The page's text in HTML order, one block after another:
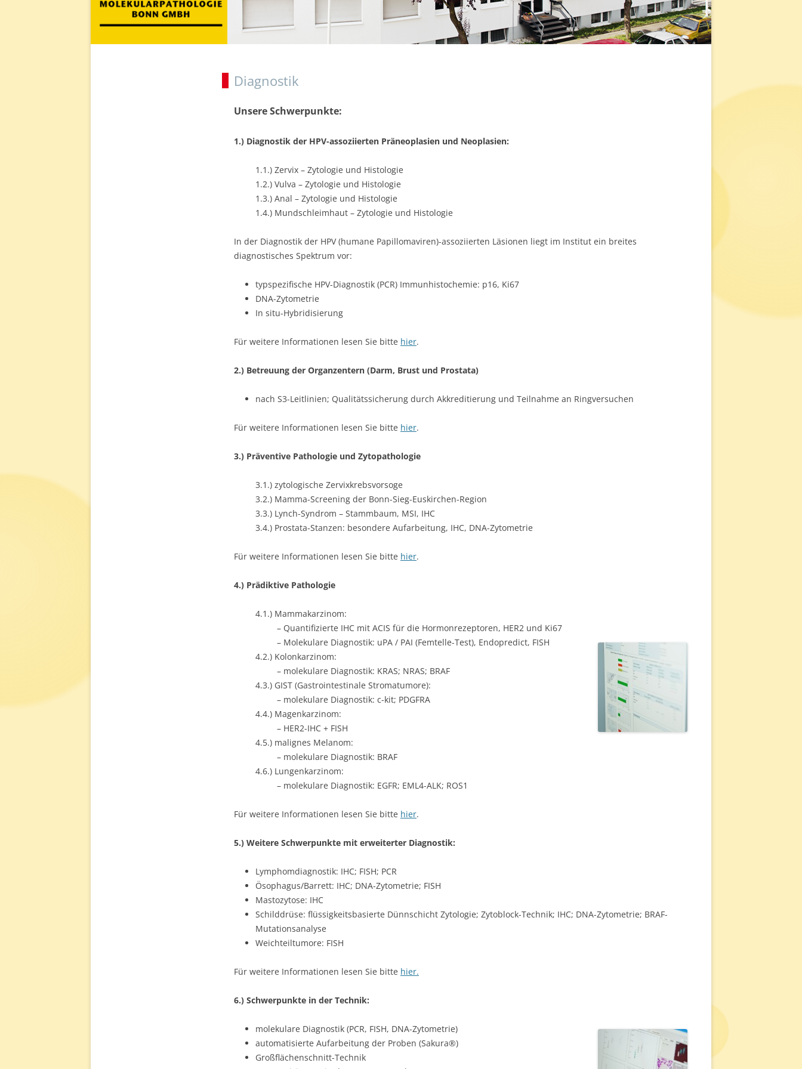
Diagnostik
Unsere Schwerpunkte:
1.) Diagnostik der HPV-assoziierten Präneoplasien und Neoplasien:
1.1.) Zervix – Zytologie und Histologie
1.2.) Vulva – Zytologie und Histologie
1.3.) Anal – Zytologie und Histologie
1.4.) Mundschleimhaut – Zytologie und Histologie
In der Diagnostik der HPV (humane Papillomaviren)-assoziierten Läsionen liegt im Institut ein breites
diagnostisches Spektrum vor:
typspezifische HPV-Diagnostik (PCR) Immunhistochemie: p16, Ki67
DNA-Zytometrie
In situ-Hybridisierung
Für weitere Informationen lesen Sie bitte hier.
2.) Betreuung der Organzentern (Darm, Brust und Prostata)
nach S3-Leitlinien; Qualitätssicherung durch Akkreditierung und Teilnahme an Ringversuchen
Für weitere Informationen lesen Sie bitte hier.
3.) Präventive Pathologie und Zytopathologie
3.1.) zytologische Zervixkrebsvorsoge
3.2.) Mamma-Screening der Bonn-Sieg-Euskirchen-Region
3.3.) Lynch-Syndrom – Stammbaum, MSI, IHC
3.4.) Prostata-Stanzen: besondere Aufarbeitung, IHC, DNA-Zytometrie
Für weitere Informationen lesen Sie bitte hier.
4.) Prädiktive Pathologie
4.1.) Mammakarzinom:
– Quantifizierte IHC mit ACIS für die Hormonrezeptoren, HER2 und Ki67
– Molekulare Diagnostik: uPA / PAI (Femtelle-Test), Endopredict, FISH
4.2.) Kolonkarzinom:
– molekulare Diagnostik: KRAS; NRAS; BRAF
4.3.) GIST (Gastrointestinale Stromatumore):
– molekulare Diagnostik: c-kit; PDGFRA
4.4.) Magenkarzinom:
– HER2-IHC + FISH
4.5.) malignes Melanom:
– molekulare Diagnostik: BRAF
4.6.) Lungenkarzinom:
– molekulare Diagnostik: EGFR; EML4-ALK; ROS1
Für weitere Informationen lesen Sie bitte hier.
5.) Weitere Schwerpunkte mit erweiterter Diagnostik:
Lymphomdiagnostik: IHC; FISH; PCR
Ösophagus/Barrett: IHC; DNA-Zytometrie; FISH
Mastozytose: IHC
Schilddrüse: flüssigkeitsbasierte Dünnschicht Zytologie; Zytoblock-Technik; IHC; DNA-Zytometrie; BRAF-
Mutationsanalyse
Weichteiltumore: FISH
Für weitere Informationen lesen Sie bitte hier.
6.) Schwerpunkte in der Technik:
molekulare Diagnostik (PCR, FISH, DNA-Zytometrie)
automatisierte Aufarbeitung der Proben (Sakura®)
Großflächenschnitt-Technik